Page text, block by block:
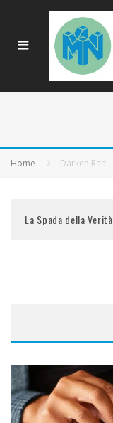
Home Darken Rahl
La Spada della Verità